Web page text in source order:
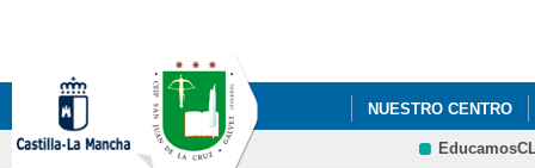
NUESTRO CENTRO